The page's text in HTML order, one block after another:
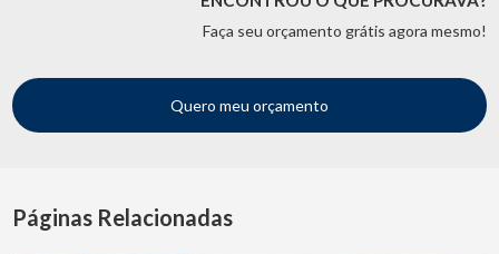
Faça seu orçamento grátis agora mesmo!
Quero meu orçamento
Páginas Relacionadas